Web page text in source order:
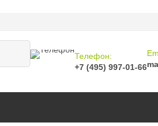
Телефон:
+7 (495) 997-01-66